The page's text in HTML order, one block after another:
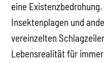
eine
Insektenplagen und
vereinzelten
Lebensrealität für